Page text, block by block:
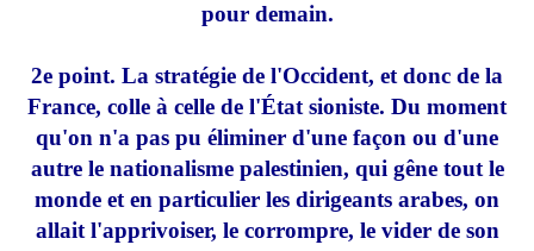
pour demain.
2e point. La stratégie de l'Occident, et donc de la
France, colle à celle de l'État sioniste. Du moment
qu'on n'a pas pu éliminer d'une façon ou d'une
autre le nationalisme palestinien, qui gêne tout le
monde et en particulier les dirigeants arabes, on
allait l'apprivoiser, le corrompre, le vider de son